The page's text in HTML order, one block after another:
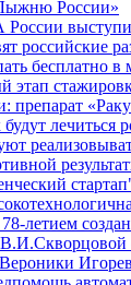
России»
российские
бесплатно
этап
препарат
лечиться